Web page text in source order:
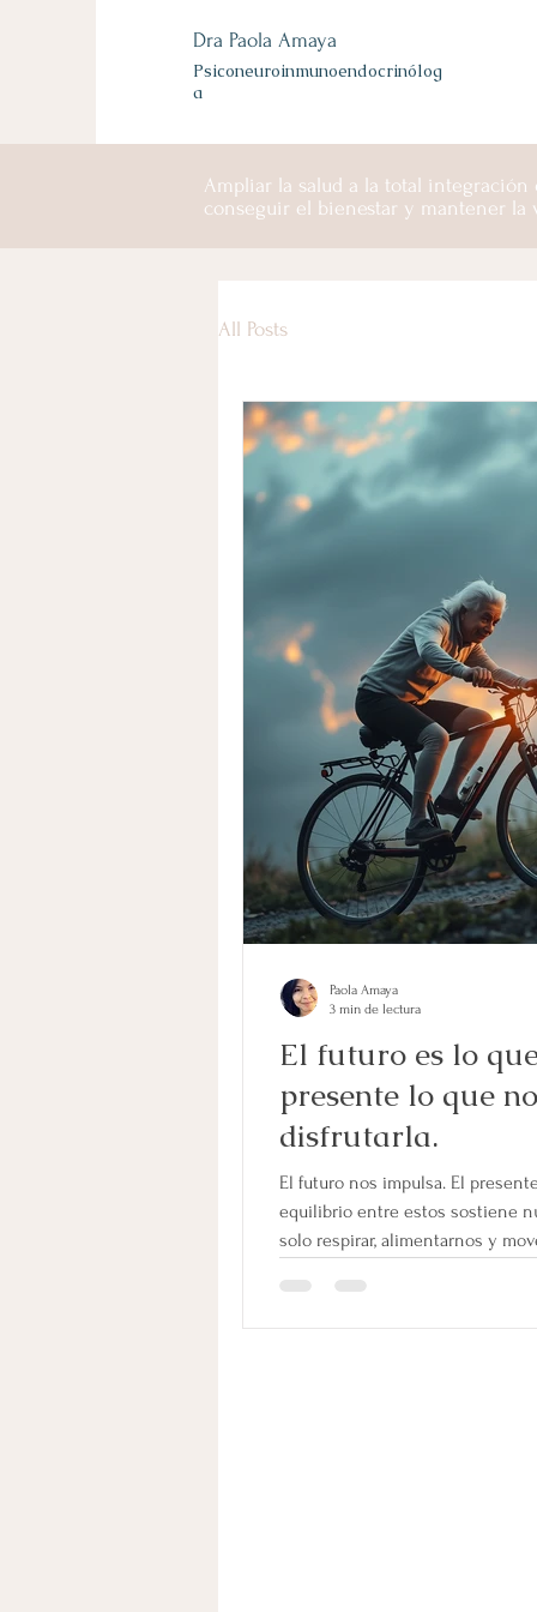
Dra Paola Amaya
Psiconeuroinmunoendocrinólog
a
Ampliar la salud a la total integración
conseguir el bienestar y mantener la
All Posts
El futuro es lo
presente lo que
disfrutarla.
El futuro nos impulsa. El
equilibrio entre estos sostiene
solo respirar, alimentarnos y
inflación, la incertidumbre
hiperproductividad, muchas
Paola Amaya
3 min de lectura